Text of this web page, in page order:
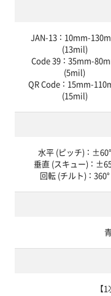
JAN-13 ： 10mm-
(13mil)
Code 39 ： 35mm-
(5mil)
QR Code ： 15mm-
(15mil)
水平 (ピッチ) ： ±60°
垂直 (スキュー) ：
回転 (チルト) ： 360°
【